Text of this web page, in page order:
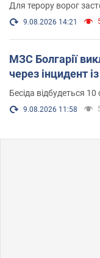
Для терору ворог
9.08.2026 14:21
МЗС Болгарії
через інцидент
Бесіда відбудеться 10
9.08.2026 11:58